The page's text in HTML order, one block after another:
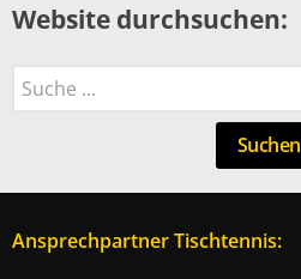
Website durchsuchen:
Suchen
Suchen
Ansprechpartner Tischtennis: